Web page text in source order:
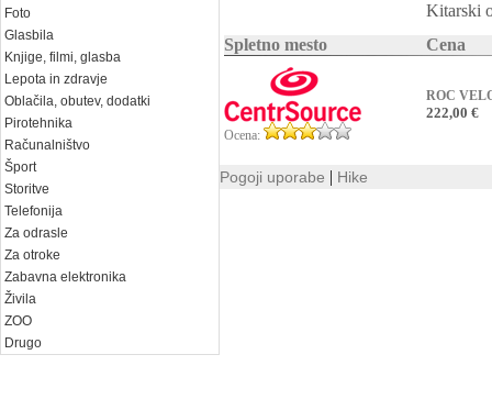
Foto
Glasbila
Knjige, filmi, glasba
Lepota in zdravje
Oblačila, obutev, dodatki
Pirotehnika
Računalništvo
Šport
Storitve
Telefonija
Za odrasle
Za otroke
Zabavna elektronika
Živila
ZOO
Drugo
Kitarski
Spletno mesto
Cena
Ocena:
ROC
222,00 €
Pogoji uporabe | Hike